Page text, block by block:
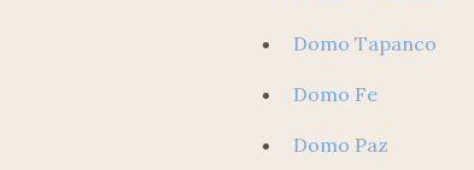
Domo Tapanco
Domo Fe
Domo Paz